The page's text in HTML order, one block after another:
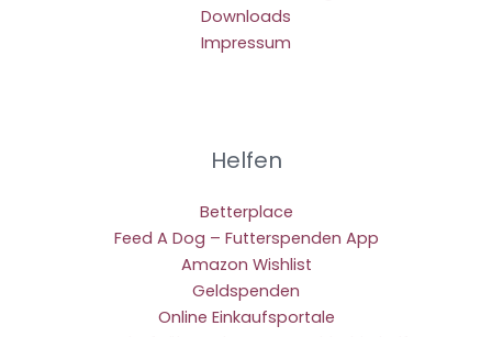
Downloads
Impressum
Helfen
Betterplace
Feed A Dog – Futterspenden App
Amazon Wishlist
Geldspenden
Online Einkaufsportale